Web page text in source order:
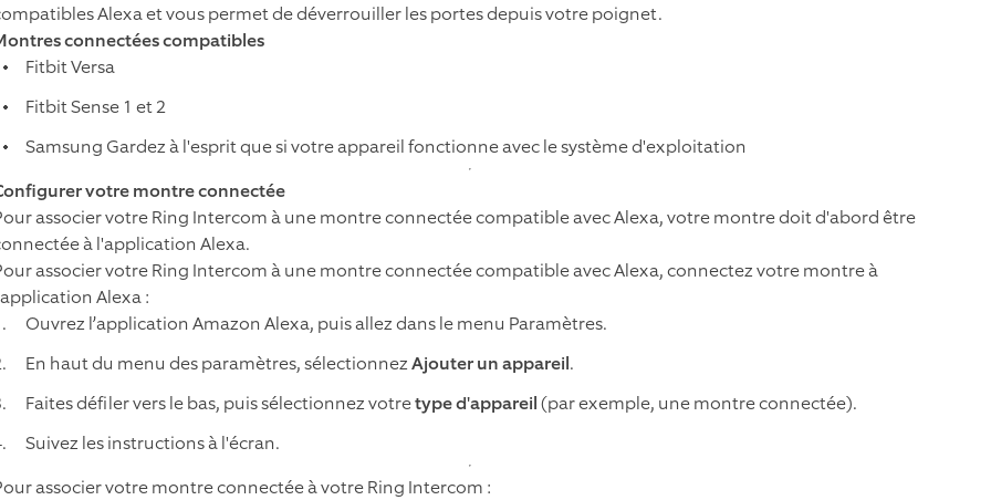
Alexa et vous permet de déverrouiller les portes depuis votre poignet.
connectées compatibles
Fitbit Versa
Fitbit Sense 1 et 2
Samsung Gardez à l'esprit que si votre appareil fonctionne avec le système d'exploitation
votre montre connectée
associer votre Ring Intercom à une montre connectée compatible avec Alexa, votre montre doit d'abord être
à l'application Alexa.
associer votre Ring Intercom à une montre connectée compatible avec Alexa, connectez votre montre à
Alexa :
Ouvrez l’application Amazon Alexa, puis allez dans le menu Paramètres.
En haut du menu des paramètres, sélectionnezAjouter un appareil.
Faites défiler vers le bas, puis sélectionnez votretype d'appareil(par exemple, une montre connectée).
Suivez les instructions à l'écran.
associer votre montre connectée à votre Ring Intercom :